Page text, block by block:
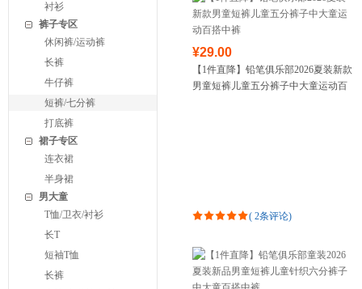
衬衫
裤子专区
休闲裤/运动裤
长裤
牛仔裤
短裤/七分裤
打底裤
裙子专区
连衣裙
半身裙
男大童
T恤/卫衣/衬衫
长T
短袖T恤
长裤
¥29.00
【1件直降】铅笔俱乐部2026夏装新款
男童短裤儿童五分裤子中大童运动百
( 2条评论)